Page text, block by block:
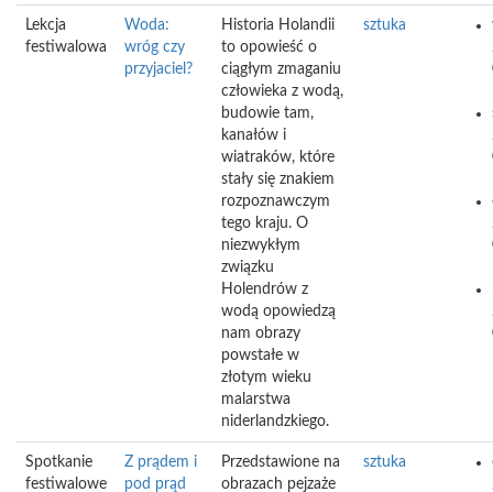
Lekcja
festiwalowa
Woda:
wróg czy
przyjaciel?
Historia Holandii
to opowieść o
ciągłym zmaganiu
człowieka z wodą,
budowie tam,
kanałów i
wiatraków, które
stały się znakiem
rozpoznawczym
tego kraju. O
niezwykłym
związku
Holendrów z
wodą opowiedzą
nam obrazy
powstałe w
złotym wieku
malarstwa
niderlandzkiego.
sztuka
Spotkanie
festiwalowe
Z prądem i
pod prąd
Przedstawione na
obrazach pejzaże
sztuka